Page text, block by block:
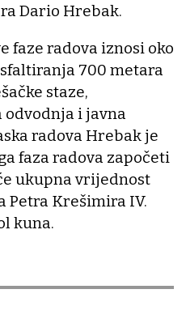
Dario Hrebak.
faze radova iznosi oko
700 metara
staze,
i javna
radova Hrebak je
faza radova započeti
ukupna vrijednost
Petra Krešimira IV.
kuna.